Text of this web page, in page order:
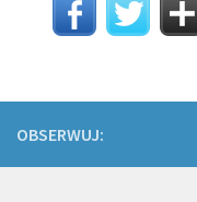
OBSERWUJ: